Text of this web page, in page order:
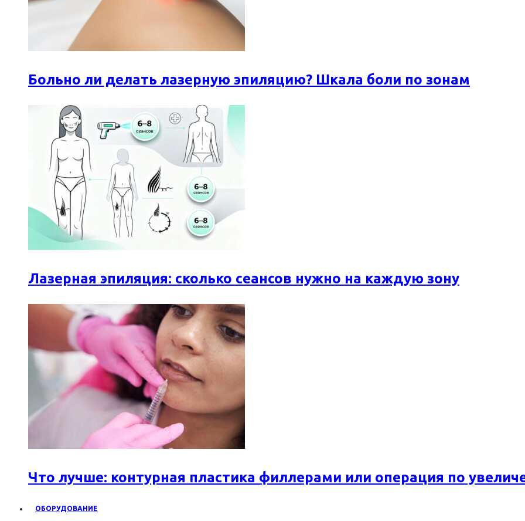
Больно ли делать лазерную эпиляцию? Шкала боли по зонам
Лазерная эпиляция: сколько сеансов нужно на каждую зону
Что лучше: контурная пластика филлерами или операция по
ОБОРУДОВАНИЕ